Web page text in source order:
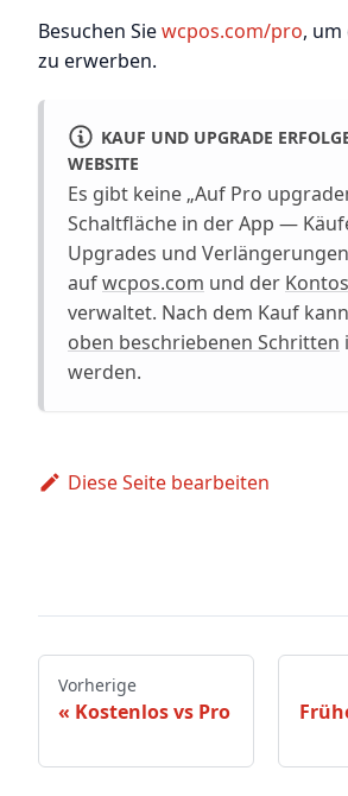
Besuchen Siewcpos.com/pro, um
zu erwerben.
KAUF UND UPGRADE
WEBSITE
Es gibt keine „Auf Pro
Schaltfläche in der App —
Upgrades und
aufwcpos.com und der
verwaltet. Nach dem Kauf
oben beschriebenen Schritten
werden.
Diese Seite bearbeiten
Vorherige
Kostenlos vs Pro